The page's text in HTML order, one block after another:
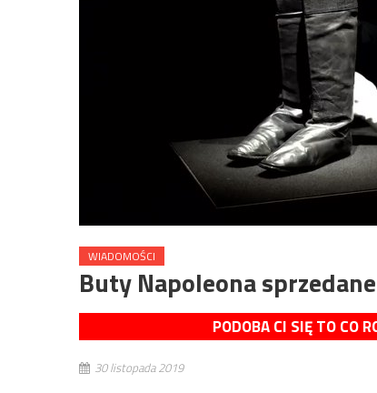
WIADOMOŚCI
Buty Napoleona
PODOBA CI SIĘ TO CO
30 listopada 2019